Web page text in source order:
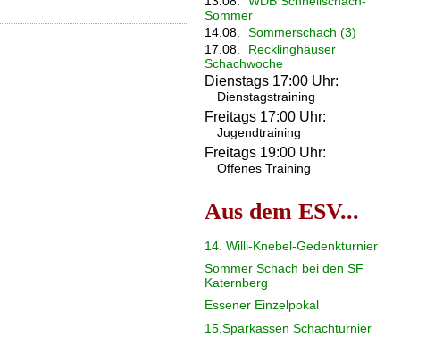
Sommer
14.08.
Sommerschach (3)
17.08.
Recklinghäuser
Schachwoche
Dienstags 17:00 Uhr:
Dienstagstraining
Freitags 17:00 Uhr:
Jugendtraining
Freitags 19:00 Uhr:
Offenes Training
Aus dem ESV...
14. Willi-Knebel-Gedenkturnier
Sommer Schach bei den SF
Katernberg
Essener Einzelpokal
15.Sparkassen Schachturnier